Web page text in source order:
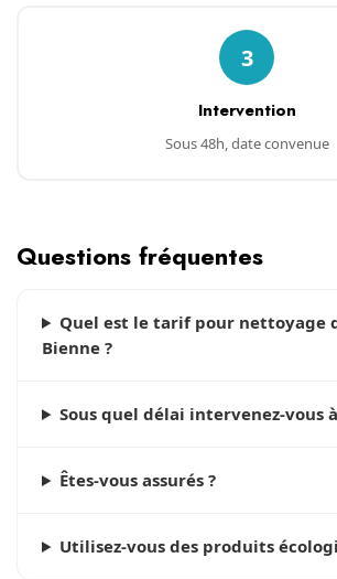
3
Intervention
Sous 48h, date convenue
Questions fréquentes
Quel est le tarif pour nettoyage
Bienne ?
Sous quel délai intervenez-vous
Êtes-vous assurés ?
Utilisez-vous des produits